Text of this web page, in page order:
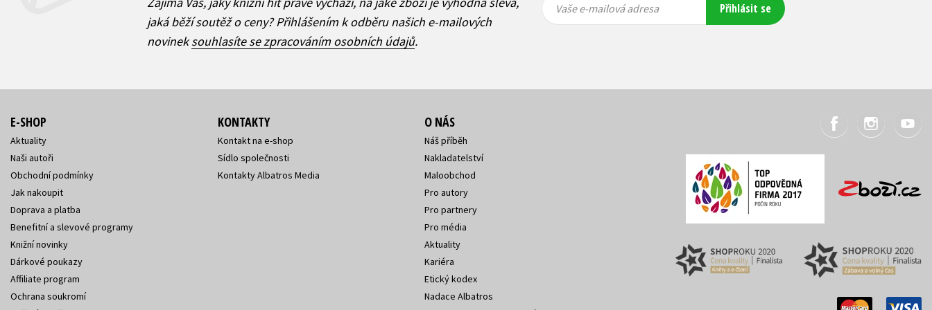
jaká běží soutěž o ceny? Přihlášením k odběru našich e-mailových
novineksouhlasíte se zpracováním osobních údajů.
mailová
mailová
Vaše e-mailová adresa Přihlásit se
E-SHOP
Aktuality
Naši autoři
Obchodní podmínky
Jak nakoupit
Doprava a platba
Benefitní a slevové programy
Knižní novinky
Dárkové poukazy
Affiliate program
Ochrana soukromí
KONTAKTY
Kontakt na e-shop
Sídlo společnosti
Kontakty Albatros Media
O NÁS
Náš příběh
Nakladatelství
Maloobchod
Pro autory
Pro partnery
Pro média
Aktuality
Kariéra
Etický kodex
Nadace Albatros